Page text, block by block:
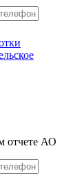
отчете АО